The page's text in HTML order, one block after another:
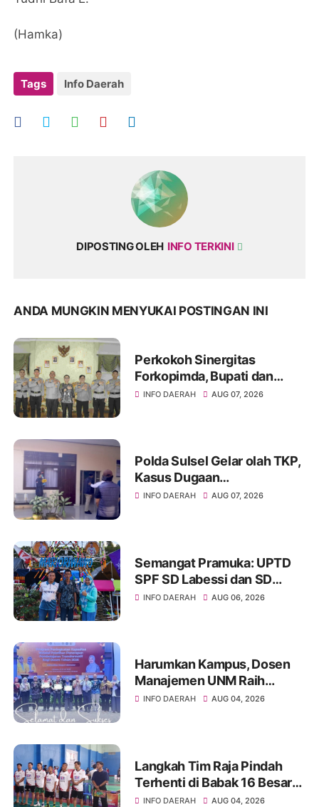
(Hamka)
Tags Info Daerah
DIPOSTING OLEH INFO TERKINI
ANDA MUNGKIN MENYUKAI POSTINGAN INI
Perkokoh Sinergitas
Forkopimda, Bupati dan
Kapolres Soppeng Bahas
INFO DAERAH AUG 07, 2026
Polda Sulsel Gelar olah TKP,
Kasus Dugaan
Penganiayaan Rusman oleh
INFO DAERAH AUG 07, 2026
Semangat Pramuka: UPTD
SPF SD Labessi dan SD
Paccora Wakili Kecamatan
INFO DAERAH AUG 06, 2026
Harumkan Kampus, Dosen
Manajemen UNM Raih
Peserta Terbaik ToT
INFO DAERAH AUG 04, 2026
Langkah Tim Raja Pindah
Terhenti di Babak 16 Besar
Kejuaraan Bulutangkis TSM
INFO DAERAH AUG 04, 2026